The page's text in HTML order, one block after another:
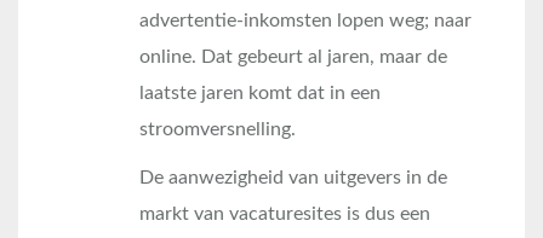
advertentie-inkomsten lopen weg; naar
online. Dat gebeurt al jaren, maar de
laatste jaren komt dat in een
stroomversnelling.
De aanwezigheid van uitgevers in de
markt van vacaturesites is dus een